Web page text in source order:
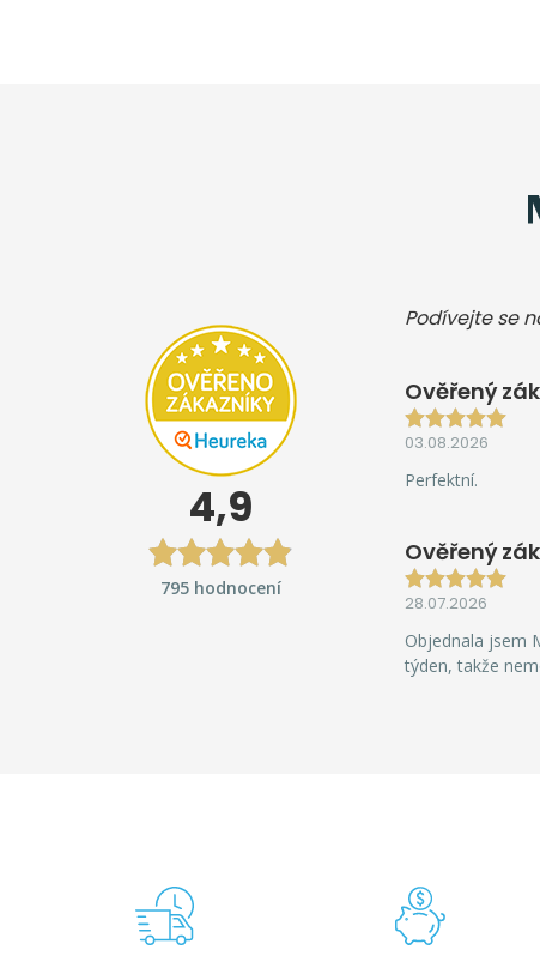
4,9
795 hodnocení
Podívejte se
Ověřený
03.08.2026
Perfektní.
Ověřený
28.07.2026
Objednala jsem
týden, takže